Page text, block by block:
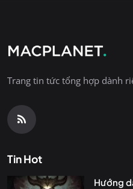
Trang tin tức tổng hợp dành
Tin Hot
Hướng